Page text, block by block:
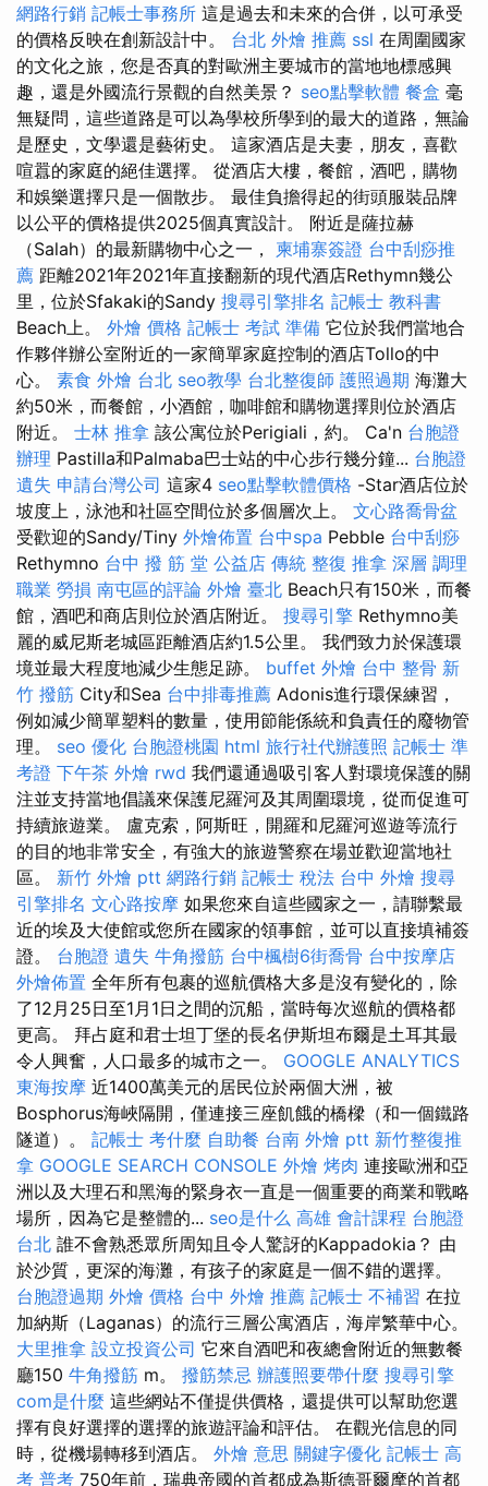
網路行銷 記帳士事務所 這是過去和未來的合併，以可承受
的價格反映在創新設計中。 台北 外燴 推薦 ssl 在周圍國家
的文化之旅，您是否真的對歐洲主要城市的當地地標感興
趣，還是外國流行景觀的自然美景？ seo點擊軟體 餐盒 毫
無疑問，這些道路是可以為學校所學到的最大的道路，無論
是歷史，文學還是藝術史。 這家酒店是夫妻，朋友，喜歡
喧囂的家庭的絕佳選擇。 從酒店大樓，餐館，酒吧，購物
和娛樂選擇只是一個散步。 最佳負擔得起的街頭服裝品牌
以公平的價格提供2025個真實設計。 附近是薩拉赫
（Salah）的最新購物中心之一， 柬埔寨簽證 台中刮痧推
薦 距離2021年2021年直接翻新的現代酒店Rethymn幾公
里，位於Sfakaki的Sandy 搜尋引擎排名 記帳士 教科書
Beach上。 外燴 價格 記帳士 考試 準備 它位於我們當地合
作夥伴辦公室附近的一家簡單家庭控制的酒店Tollo的中
心。 素食 外燴 台北 seo教學 台北整復師 護照過期 海灘大
約50米，而餐館，小酒館，咖啡館和購物選擇則位於酒店
附近。 士林 推拿 該公寓位於Perigiali，約。 Ca'n 台胞證
辦理 Pastilla和Palmaba巴士站的中心步行幾分鐘... 台胞證
遺失 申請台灣公司 這家4 seo點擊軟體價格 -Star酒店位於
坡度上，泳池和社區空間位於多個層次上。 文心路喬骨盆
受歡迎的Sandy/Tiny 外燴佈置 台中spa Pebble 台中刮痧
Rethymno 台中 撥 筋 堂 公益店 傳統 整復 推拿 深層 調理
職業 勞損 南屯區的評論 外燴 臺北 Beach只有150米，而餐
館，酒吧和商店則位於酒店附近。 搜尋引擎 Rethymno美
麗的威尼斯老城區距離酒店約1.5公里。 我們致力於保護環
境並最大程度地減少生態足跡。 buffet 外燴 台中 整骨 新
竹 撥筋 City和Sea 台中排毒推薦 Adonis進行環保練習，
例如減少簡單塑料的數量，使用節能係統和負責任的廢物管
理。 seo 優化 台胞證桃園 html 旅行社代辦護照 記帳士 準
考證 下午茶 外燴 rwd 我們還通過吸引客人對環境保護的關
注並支持當地倡議來保護尼羅河及其周圍環境，從而促進可
持續旅遊業。 盧克索，阿斯旺，開羅和尼羅河巡遊等流行
的目的地非常安全，有強大的旅遊警察在場並歡迎當地社
區。 新竹 外燴 ptt 網路行銷 記帳士 稅法 台中 外燴 搜尋
引擎排名 文心路按摩 如果您來自這些國家之一，請聯繫最
近的埃及大使館或您所在國家的領事館，並可以直接填補簽
證。 台胞證 遺失 牛角撥筋 台中楓樹6街喬骨 台中按摩店
外燴佈置 全年所有包裹的巡航價格大多是沒有變化的，除
了12月25日至1月1日之間的沉船，當時每次巡航的價格都
更高。 拜占庭和君士坦丁堡的長名伊斯坦布爾是土耳其最
令人興奮，人口最多的城市之一。 GOOGLE ANALYTICS
東海按摩 近1400萬美元的居民位於兩個大洲，被
Bosphorus海峽隔開，僅連接三座飢餓的橋樑（和一個鐵路
隧道）。 記帳士 考什麼 自助餐 台南 外燴 ptt 新竹整復推
拿 GOOGLE SEARCH CONSOLE 外燴 烤肉 連接歐洲和亞
洲以及大理石和黑海的緊身衣一直是一個重要的商業和戰略
場所，因為它是整體的... seo是什么 高雄 會計課程 台胞證
台北 誰不會熟悉眾所周知且令人驚訝的Kappadokia？ 由
於沙質，更深的海灘，有孩子的家庭是一個不錯的選擇。
台胞證過期 外燴 價格 台中 外燴 推薦 記帳士 不補習 在拉
加納斯（Laganas）的流行三層公寓酒店，海岸繁華中心。
大里推拿 設立投資公司 它來自酒吧和夜總會附近的無數餐
廳150 牛角撥筋 m。 撥筋禁忌 辦護照要帶什麼 搜尋引擎
com是什麼 這些網站不僅提供價格，還提供可以幫助您選
擇有良好選擇的選擇的旅遊評論和評估。 在觀光信息的同
時，從機場轉移到酒店。 外燴 意思 關鍵字優化 記帳士 高
考 普考 750年前，瑞典帝國的首都成為斯德哥爾摩的首都